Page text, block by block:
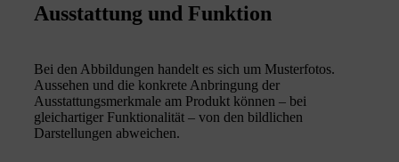
Ausstattung und Funktion
Bei den Abbildungen handelt es sich um Musterfotos.
Aussehen und die konkrete Anbringung der
Ausstattungsmerkmale am Produkt können – bei
gleichartiger Funktionalität – von den bildlichen
Darstellungen abweichen.